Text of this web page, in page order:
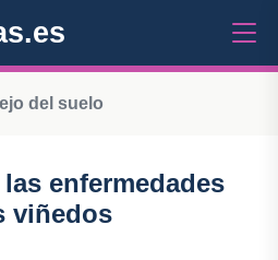
del suelo
enfermedades
viñedos